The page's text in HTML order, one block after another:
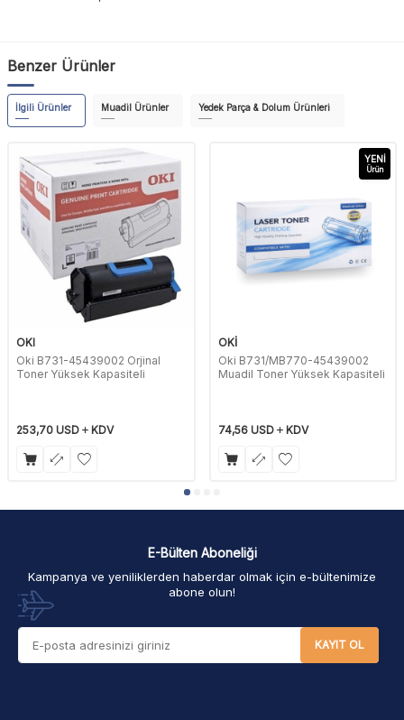
Benzer Ürünler
İlgili Ürünler Muadil Ürünler Yedek Parça & Dolum Ürünleri
OKI
Oki B731-45439002 Orjinal
Toner Yüksek Kapasiteli
253,70 USD KDV
YENI
Ürün
OKİ
Oki B731/MB770-45439002
Muadil Toner Yüksek Kapasiteli
74,56USD KDV
E-Bülten Aboneliği
Kampanya ve yeniliklerden haberdar olmak için e-bültenimize
abone olun!
KAYIT OL